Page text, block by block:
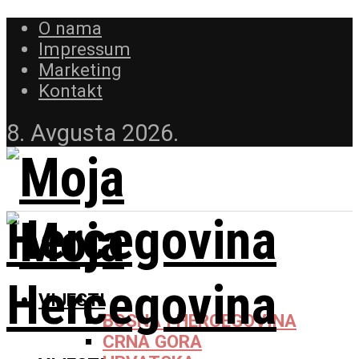
O nama
Impressum
Marketing
Kontakt
8. Avgusta 2026.
VIJESTI
BOSNA I HERCEGOVINA
CRNA GORA